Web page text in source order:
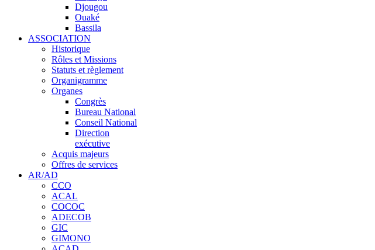
Djougou
Ouaké
Bassila
ASSOCIATION
Historique
Rôles et Missions
Statuts et règlement
Organigramme
Organes
Congrès
Bureau National
Conseil National
Direction
exécutive
Acquis majeurs
Offres de services
AR/AD
CCO
ACAL
COCOC
ADECOB
GIC
GIMONO